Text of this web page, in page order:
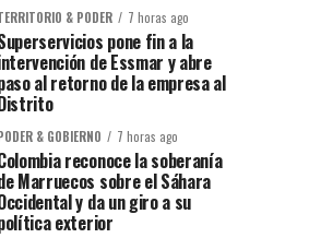
& PODER 7 horas ago
pone fin a la
de Essmar y abre
al retorno de la empresa al
& GOBIERNO 7 horas ago
reconoce la soberanía
Marruecos sobre el Sáhara
y da un giro a su
exterior